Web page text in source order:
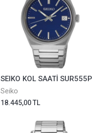
SEIKO KOL SAATİ SUR555P
Seiko
18.445,00 TL